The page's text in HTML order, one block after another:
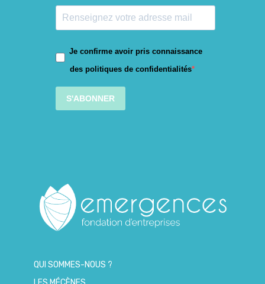
Je confirme avoir pris connaissance
des politiques de confidentialités
S'ABONNER
QUI SOMMES-NOUS ?